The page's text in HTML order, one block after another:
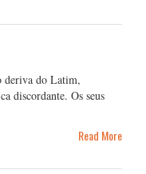
deriva do Latim,
discordante. Os seus
Read More